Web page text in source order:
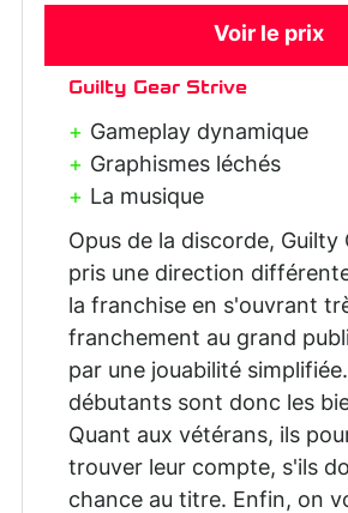
Voir le prix
Guilty Gear Strive
Gameplay dynamique
Graphismes léchés
La musique
Opus de la discorde, Guilty
pris une direction
la franchise en s'ouvrant
franchement au grand
par une jouabilité
débutants sont donc les
Quant aux vétérans, ils
trouver leur compte, s'ils
chance au titre. Enfin, on